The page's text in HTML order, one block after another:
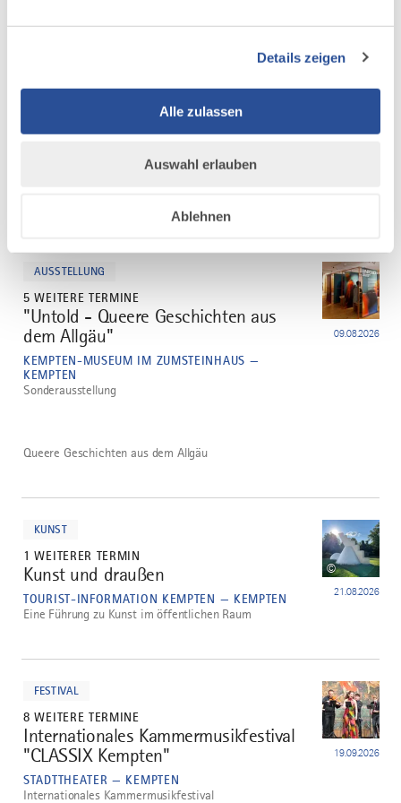
Details zeigen
Alle zulassen
Auswahl erlauben
Ablehnen
75. Kunstausstellung im Rahmen der
Allgäuer Festwoche 2026
MARSTALL KEMPTEN — KEMPTEN
08.08.2026
AUSSTELLUNG
5 WEITERE TERMINE
3
"Untold - Queere Geschichten aus
dem Allgäu"
KEMPTEN-MUSEUM IM ZUMSTEINHAUS —
KEMPTEN
09.08.2026
Sonderausstellung
Queere Geschichten aus dem Allgäu
KUNST
1 WEITERER TERMIN
4
Kunst und draußen
TOURIST-INFORMATION KEMPTEN — KEMPTEN 21.08.2026
©
Eine Führung zu Kunst im öffentlichen Raum
FESTIVAL
8 WEITERE TERMINE
5
Internationales Kammermusikfestival
"CLASSIX Kempten"
STADTTHEATER — KEMPTEN
19.09.2026
Internationales Kammermusikfestival